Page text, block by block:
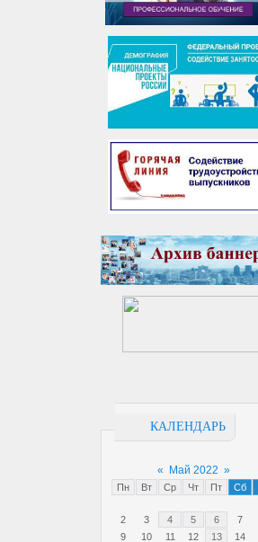
КАЛЕНДАРЬ
« Май 2022 »
Пн Вт Ср Чт Пт Сб
2
3 4 5 6 7
9
10 11 12 13 14